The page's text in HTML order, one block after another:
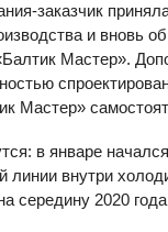
заказчик
и вновь
Мастер».
Мастер»
в январе
линии внутри
середину 2020